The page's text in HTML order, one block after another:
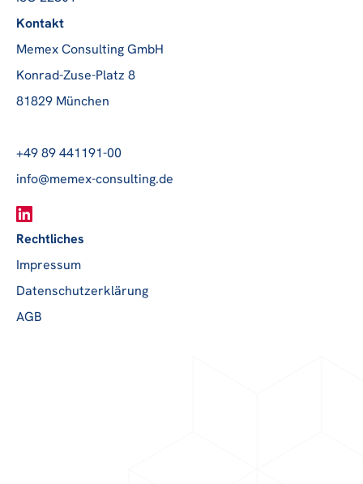
Kontakt
Memex Consulting GmbH
Konrad-Zuse-Platz 8
81829 München
+49 89 441191-00
info@memex-consulting.de
Rechtliches
Impressum
Datenschutzerklärung
AGB